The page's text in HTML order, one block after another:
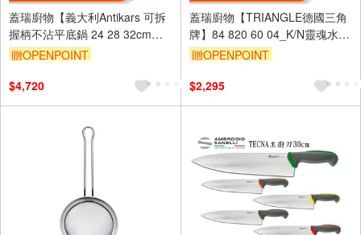
蓋瑞廚物【義大利Antikars 可拆
握柄不沾平底鍋 24 28 32cm】
義大利製 鑄鋁鍋 不沾鍋 不沾平
贈OPENPOINT
$4,720
蓋瑞廚物【TRIANGLE德國三角
牌】84 820 60 04_K/N靈魂水果
湯匙，櫻桃木/胡桃木（盒裝）
贈OPENPOINT
$2,295